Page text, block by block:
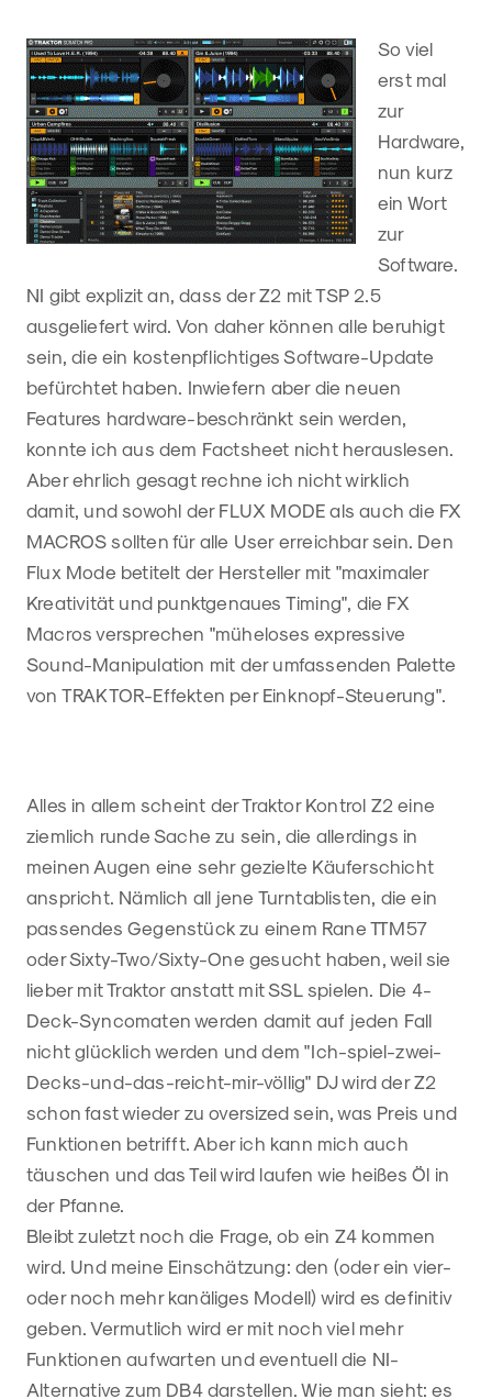
So viel
erst mal
zur
Hardware,
nun kurz
ein Wort
zur
Software.
NI gibt explizit an, dass der Z2 mit TSP 2.5
ausgeliefert wird. Von daher können alle beruhigt
sein, die ein kostenpflichtiges Software-Update
befürchtet haben. Inwiefern aber die neuen
Features hardware-beschränkt sein werden,
konnte ich aus dem Factsheet nicht herauslesen.
Aber ehrlich gesagt rechne ich nicht wirklich
damit, und sowohl der FLUX MODE als auch die FX
MACROS sollten für alle User erreichbar sein. Den
Flux Mode betitelt der Hersteller mit "maximaler
Kreativität und punktgenaues Timing", die FX
Macros versprechen "müheloses expressive
Sound-Manipulation mit der umfassenden Palette
von TRAKTOR-Effekten per Einknopf-Steuerung".
Alles in allem scheint der Traktor Kontrol Z2 eine
ziemlich runde Sache zu sein, die allerdings in
meinen Augen eine sehr gezielte Käuferschicht
anspricht. Nämlich all jene Turntablisten, die ein
passendes Gegenstück zu einem Rane TTM57
oder Sixty-Two/Sixty-One gesucht haben, weil sie
lieber mit Traktor anstatt mit SSL spielen. Die 4-
Deck-Syncomaten werden damit auf jeden Fall
nicht glücklich werden und dem "Ich-spiel-zwei-
Decks-und-das-reicht-mir-völlig" DJ wird der Z2
schon fast wieder zu oversized sein, was Preis und
Funktionen betrifft. Aber ich kann mich auch
täuschen und das Teil wird laufen wie heißes Öl in
der Pfanne.
Bleibt zuletzt noch die Frage, ob ein Z4 kommen
wird. Und meine Einschätzung: den (oder ein vier-
oder noch mehr kanäliges Modell) wird es definitiv
geben. Vermutlich wird er mit noch viel mehr
Funktionen aufwarten und eventuell die NI-
Alternative zum DB4 darstellen. Wie man sieht: es